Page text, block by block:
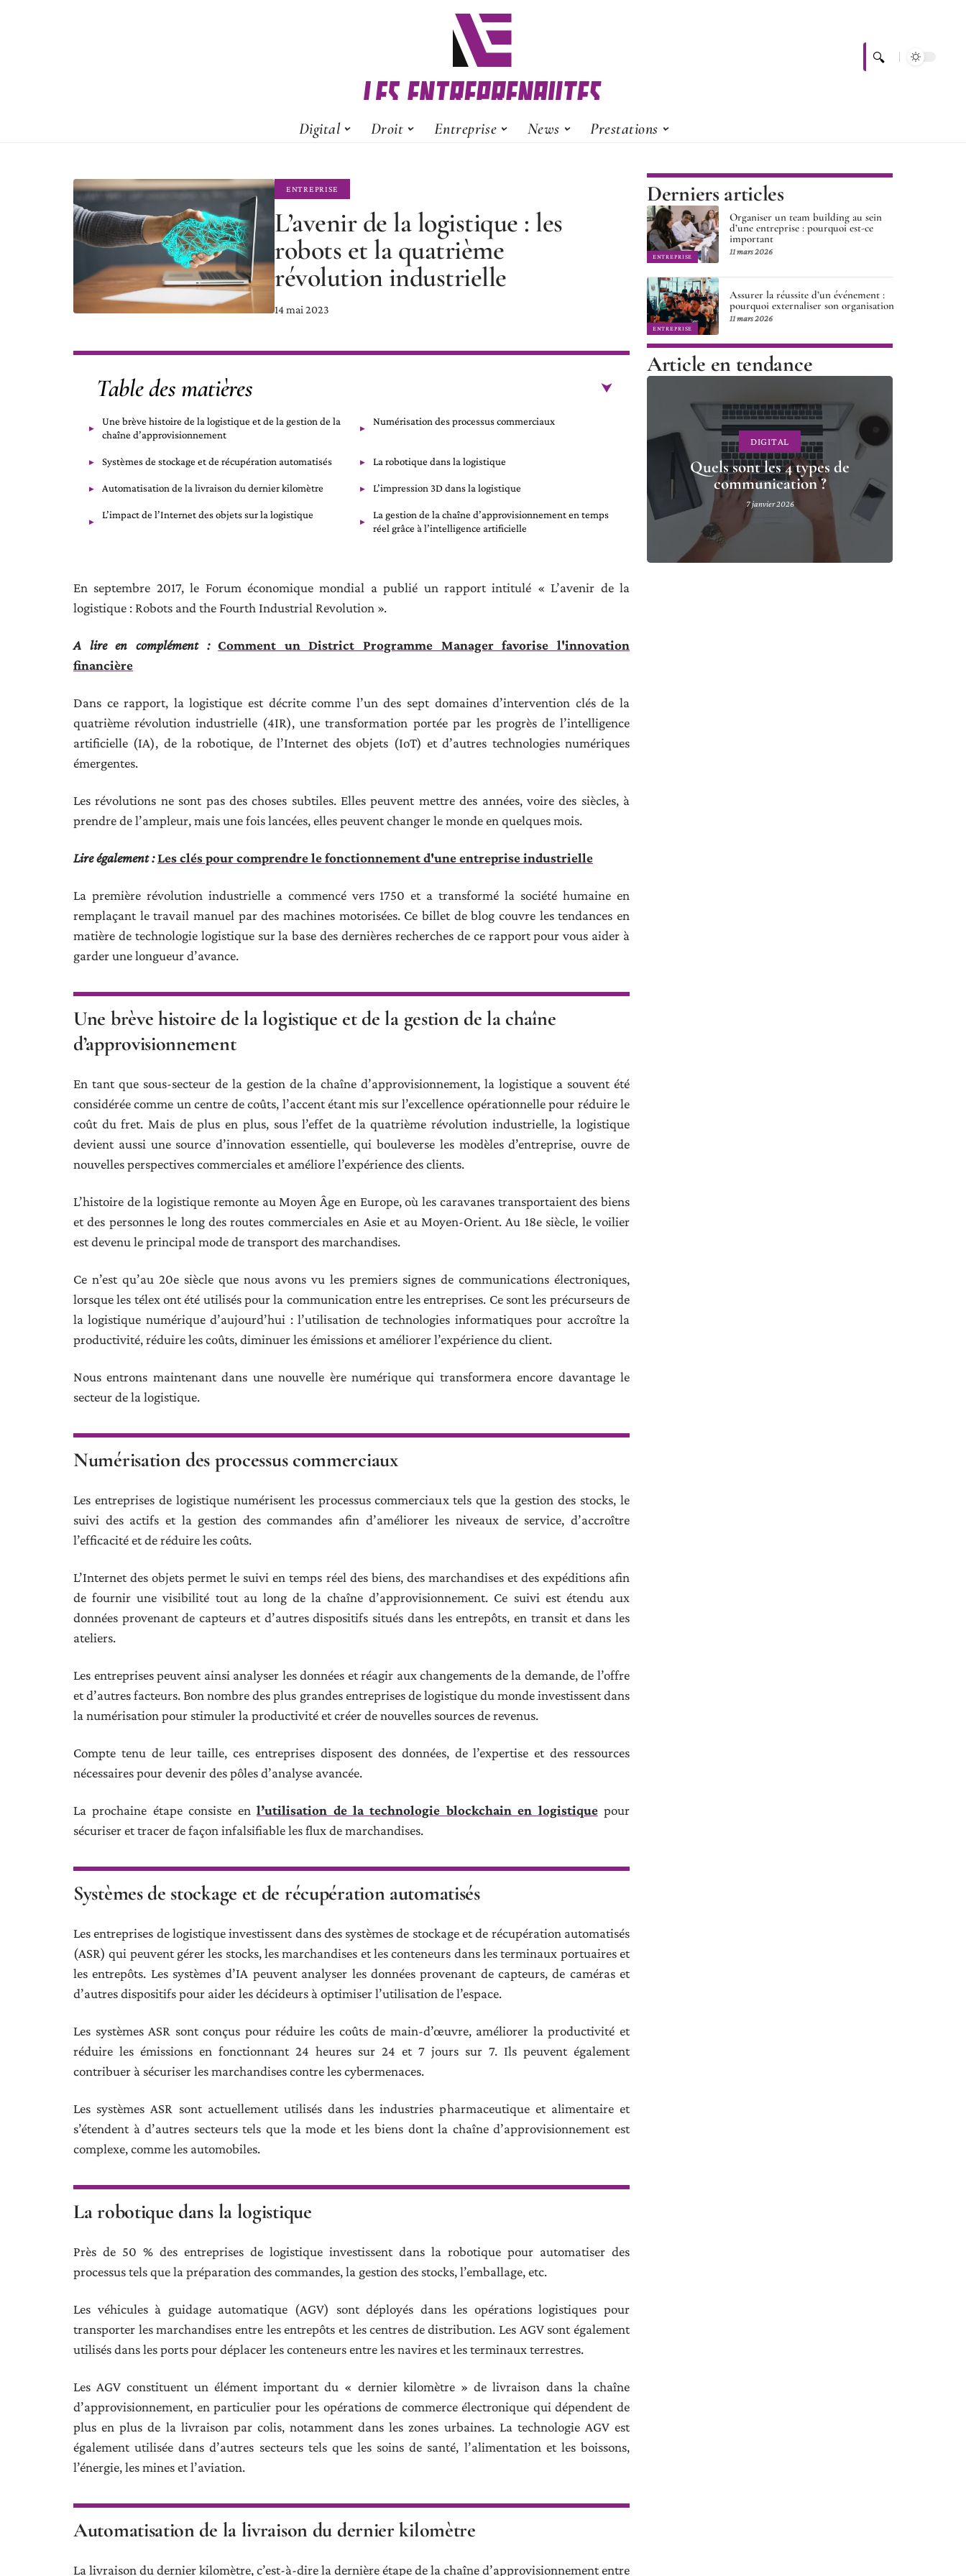
Digital Droit Entreprise News Prestations
ENTREPRISE
L’avenir de la logistique : les
robots et la quatrième
révolution industrielle
14 mai 2023
Table des matières
Une brève histoire de la logistique et de la gestion de la
chaîne d’approvisionnement
Numérisation des processus commerciaux
Systèmes de stockage et de récupération automatisés La robotique dans la logistique
Automatisation de la livraison du dernier kilomètre L’impression 3D dans la logistique
L’impact de l’Internet des objets sur la logistique
La gestion de la chaîne d’approvisionnement en temps
réel grâce à l’intelligence artificielle
En septembre 2017, le Forum économique mondial a publié un rapport intitulé « L’avenir de la
logistique : Robots and the Fourth Industrial Revolution ».
A lire en complément : Comment un District Programme Manager favorise l'innovation
financière
Dans ce rapport, la logistique est décrite comme l’un des sept domaines d’intervention clés de la
quatrième révolution industrielle (4IR), une transformation portée par les progrès de l’intelligence
artificielle (IA), de la robotique, de l’Internet des objets (IoT) et d’autres technologies numériques
émergentes.
Les révolutions ne sont pas des choses subtiles. Elles peuvent mettre des années, voire des siècles, à
prendre de l’ampleur, mais une fois lancées, elles peuvent changer le monde en quelques mois.
Lire également :Les clés pour comprendre le fonctionnement d'une entreprise industrielle
La première révolution industrielle a commencé vers 1750 et a transformé la société humaine en
remplaçant le travail manuel par des machines motorisées. Ce billet de blog couvre les tendances en
matière de technologie logistique sur la base des dernières recherches de ce rapport pour vous aider à
garder une longueur d’avance.
Une brève histoire de la logistique et de la gestion de la chaîne
d’approvisionnement
En tant que sous-secteur de la gestion de la chaîne d’approvisionnement, la logistique a souvent été
considérée comme un centre de coûts, l’accent étant mis sur l’excellence opérationnelle pour réduire le
coût du fret. Mais de plus en plus, sous l’effet de la quatrième révolution industrielle, la logistique
devient aussi une source d’innovation essentielle, qui bouleverse les modèles d’entreprise, ouvre de
nouvelles perspectives commerciales et améliore l’expérience des clients.
L’histoire de la logistique remonte au Moyen Âge en Europe, où les caravanes transportaient des biens
et des personnes le long des routes commerciales en Asie et au Moyen-Orient. Au 18e siècle, le voilier
est devenu le principal mode de transport des marchandises.
Ce n’est qu’au 20e siècle que nous avons vu les premiers signes de communications électroniques,
lorsque les télex ont été utilisés pour la communication entre les entreprises. Ce sont les précurseurs de
la logistique numérique d’aujourd’hui : l’utilisation de technologies informatiques pour accroître la
productivité, réduire les coûts, diminuer les émissions et améliorer l’expérience du client.
Nous entrons maintenant dans une nouvelle ère numérique qui transformera encore davantage le
secteur de la logistique.
Numérisation des processus commerciaux
Les entreprises de logistique numérisent les processus commerciaux tels que la gestion des stocks, le
suivi des actifs et la gestion des commandes afin d’améliorer les niveaux de service, d’accroître
l’efficacité et de réduire les coûts.
L’Internet des objets permet le suivi en temps réel des biens, des marchandises et des expéditions afin
de fournir une visibilité tout au long de la chaîne d’approvisionnement. Ce suivi est étendu aux
données provenant de capteurs et d’autres dispositifs situés dans les entrepôts, en transit et dans les
ateliers.
Les entreprises peuvent ainsi analyser les données et réagir aux changements de la demande, de l’offre
et d’autres facteurs. Bon nombre des plus grandes entreprises de logistique du monde investissent dans
la numérisation pour stimuler la productivité et créer de nouvelles sources de revenus.
Compte tenu de leur taille, ces entreprises disposent des données, de l’expertise et des ressources
nécessaires pour devenir des pôles d’analyse avancée.
La prochaine étape consiste enl’utilisation de la technologie blockchain en logistiquepour
sécuriser et tracer de façon infalsifiable les flux de marchandises.
Systèmes de stockage et de récupération automatisés
Les entreprises de logistique investissent dans des systèmes de stockage et de récupération automatisés
(ASR) qui peuvent gérer les stocks, les marchandises et les conteneurs dans les terminaux portuaires et
les entrepôts. Les systèmes d’IA peuvent analyser les données provenant de capteurs, de caméras et
d’autres dispositifs pour aider les décideurs à optimiser l’utilisation de l’espace.
Les systèmes ASR sont conçus pour réduire les coûts de main-d’œuvre, améliorer la productivité et
réduire les émissions en fonctionnant 24 heures sur 24 et 7 jours sur 7. Ils peuvent également
contribuer à sécuriser les marchandises contre les cybermenaces.
Les systèmes ASR sont actuellement utilisés dans les industries pharmaceutique et alimentaire et
s’étendent à d’autres secteurs tels que la mode et les biens dont la chaîne d’approvisionnement est
complexe, comme les automobiles.
La robotique dans la logistique
Près de 50 % des entreprises de logistique investissent dans la robotique pour automatiser des
processus tels que la préparation des commandes, la gestion des stocks, l’emballage, etc.
Les véhicules à guidage automatique (AGV) sont déployés dans les opérations logistiques pour
transporter les marchandises entre les entrepôts et les centres de distribution. Les AGV sont également
utilisés dans les ports pour déplacer les conteneurs entre les navires et les terminaux terrestres.
Les AGV constituent un élément important du « dernier kilomètre » de livraison dans la chaîne
d’approvisionnement, en particulier pour les opérations de commerce électronique qui dépendent de
plus en plus de la livraison par colis, notamment dans les zones urbaines. La technologie AGV est
également utilisée dans d’autres secteurs tels que les soins de santé, l’alimentation et les boissons,
l’énergie, les mines et l’aviation.
Automatisation de la livraison du dernier kilomètre
La livraison du dernier kilomètre, c’est-à-dire la dernière étape de la chaîne d’approvisionnement entre
Derniers articles
ENTREPRISE
Organiser un team building au sein
d’une entreprise : pourquoi est-ce
important
11 mars 2026
ENTREPRISE
Assurer la réussite d’un événement :
pourquoi externaliser son organisation
11 mars 2026
Article en tendance
DIGITAL
Quels sont les 4 types de
communication ?
7 janvier 2026